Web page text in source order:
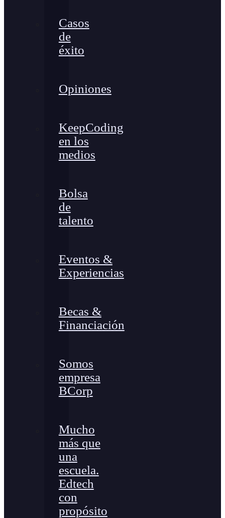
Casos
de
éxito
Opiniones
KeepCoding
en los
medios
Bolsa
de
talento
Eventos &
Experiencias
Becas &
Financiación
Somos
empresa
BCorp
Mucho
más que
una
escuela.
Edtech
con
propósito